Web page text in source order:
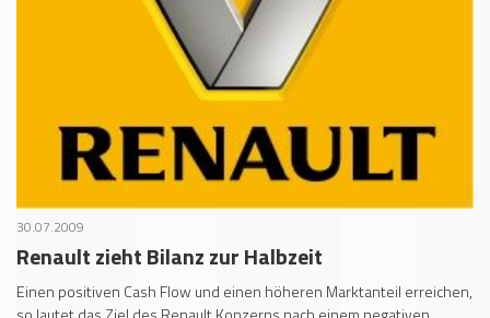
30.07.2009
Renault zieht Bilanz zur Halbzeit
Einen positiven Cash Flow und einen höheren Marktanteil erreichen,